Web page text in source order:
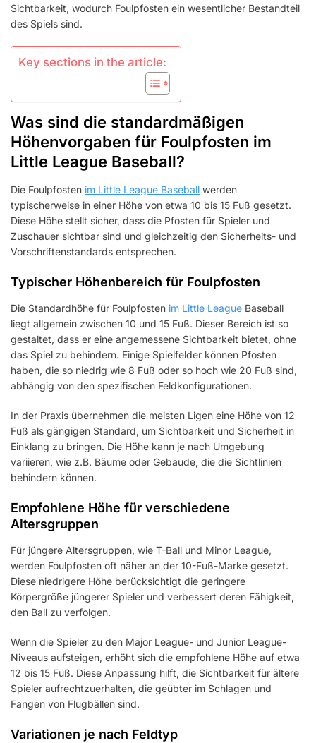
Sichtbarkeit, wodurch Foulpfosten ein wesentlicher Bestandteil
des Spiels sind.
Key sections in the article:
Was sind die standardmäßigen
Höhenvorgaben für Foulpfosten im
Little League Baseball?
Die Foulpfosten im Little League Baseball werden
typischerweise in einer Höhe von etwa 10 bis 15 Fuß gesetzt.
Diese Höhe stellt sicher, dass die Pfosten für Spieler und
Zuschauer sichtbar sind und gleichzeitig den Sicherheits- und
Vorschriftenstandards entsprechen.
Typischer Höhenbereich für Foulpfosten
Die Standardhöhe für Foulpfosten im Little League Baseball
liegt allgemein zwischen 10 und 15 Fuß. Dieser Bereich ist so
gestaltet, dass er eine angemessene Sichtbarkeit bietet, ohne
das Spiel zu behindern. Einige Spielfelder können Pfosten
haben, die so niedrig wie 8 Fuß oder so hoch wie 20 Fuß sind,
abhängig von den spezifischen Feldkonfigurationen.
In der Praxis übernehmen die meisten Ligen eine Höhe von 12
Fuß als gängigen Standard, um Sichtbarkeit und Sicherheit in
Einklang zu bringen. Die Höhe kann je nach Umgebung
variieren, wie z.B. Bäume oder Gebäude, die die Sichtlinien
behindern können.
Empfohlene Höhe für verschiedene
Altersgruppen
Für jüngere Altersgruppen, wie T-Ball und Minor League,
werden Foulpfosten oft näher an der 10-Fuß-Marke gesetzt.
Diese niedrigere Höhe berücksichtigt die geringere
Körpergröße jüngerer Spieler und verbessert deren Fähigkeit,
den Ball zu verfolgen.
Wenn die Spieler zu den Major League- und Junior League-
Niveaus aufsteigen, erhöht sich die empfohlene Höhe auf etwa
12 bis 15 Fuß. Diese Anpassung hilft, die Sichtbarkeit für ältere
Spieler aufrechtzuerhalten, die geübter im Schlagen und
Fangen von Flugbällen sind.
Variationen je nach Feldtyp